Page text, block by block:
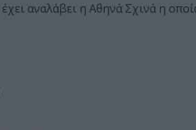
αναλάβει η Αθηνά Σχινά η